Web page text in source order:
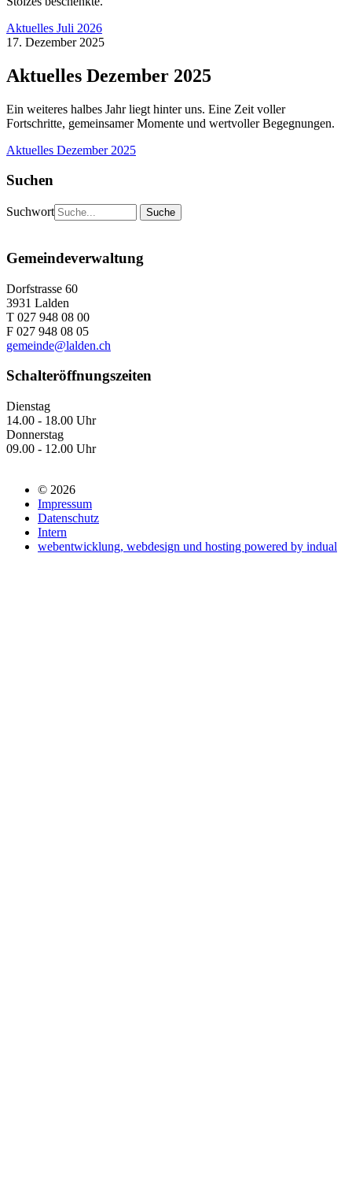
Aktuelles Juli 2026
17. Dezember 2025
Aktuelles Dezember 2025
Ein weiteres halbes Jahr liegt hinter uns. Eine Zeit voller
Fortschritte, gemeinsamer Momente und wertvoller Begegnungen.
Aktuelles Dezember 2025
Suchen
Suchwort
Gemeindeverwaltung
Dorfstrasse 60
3931 Lalden
T 027 948 08 00
F 027 948 08 05
gemeinde@lalden.ch
Schalteröffnungszeiten
Dienstag
14.00 - 18.00 Uhr
Donnerstag
09.00 - 12.00 Uhr
© 2026
Impressum
Datenschutz
Intern
webentwicklung, webdesign und hosting powered by indual